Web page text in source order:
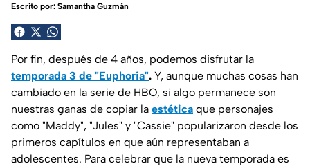
Escrito por: Samantha Guzmán
Por fin, después de 4 años, podemos disfrutar la
temporada 3 de "Euphoria". Y, aunque muchas cosas han
cambiado en la serie de HBO, si algo permanece son
nuestras ganas de copiar la estética que personajes
como "Maddy", "Jules" y "Cassie" popularizaron desde los
primeros capítulos en que aún representaban a
adolescentes. Para celebrar que la nueva temporada es